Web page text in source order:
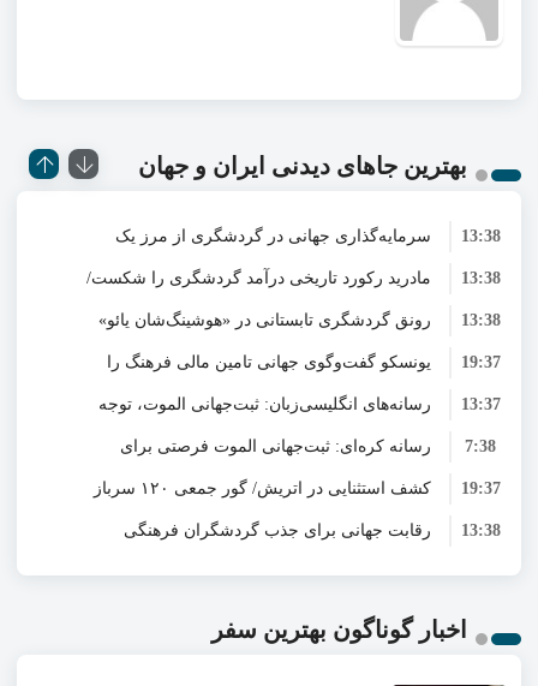
بهترین جاهای دیدنی‌ ایران و جهان
سرمایه‌گذاری جهانی در گردشگری از مرز یک
تریلیون دلار گذشت/ WTTC: آینده صنعت سفر با
شتاب سرمایه‌گذاری جهانی تضمین می‌شود
13:38
مادرید رکورد تاریخی درآمد گردشگری را شکست/
هزینه‌کرد گردشگران خارجی از ۱۰ میلیارد یورو
فراتر رفت
13:38
رونق گردشگری تابستانی در «هوشینگ‌شان یائو»
چین/ میراث ناملموس و اقلیم کوهستانی در کانون
توجه گردشگران
13:38
یونسکو گفت‌وگوی جهانی تامین مالی فرهنگ را
برای تقویت سرمایه‌گذاری در میراث‌فرهنگی آغاز
کرد/ طراحی نظام نوین برای صنایع خلاق
19:37
رسانه‌های انگلیسی‌زبان: ثبت‌جهانی الموت، توجه
دوباره جهان را به جایگاه علمی و فرهنگی این دژ
تاریخی جلب کرد
13:37
رسانه کره‌ای: ثبت‌جهانی الموت فرصتی برای
بازخوانی جایگاه واقعی این دژ تاریخی در تمدن
ایران است
7:38
کشف استثنایی در اتریش/ گور جمعی ۱۲۰ سرباز
جوان از عصر جنگ‌های ناپلئونی سر از خاک برآورد
19:37
رقابت جهانی برای جذب گردشگران فرهنگی
شدت گرفت/ ثبت‌های جدید یونسکو به موتور
محرک بازار سفر تبدیل شد
13:38
هشدار شورای جهانی سفر و گردشگری درباره
افزایش محدودیت‌های سفر/ مالیات‌های جدید
13:37
قلعه الموت در کانون توجه رسانه‌های تخصصی 13:37
اخبار گوناگون بهترین سفر